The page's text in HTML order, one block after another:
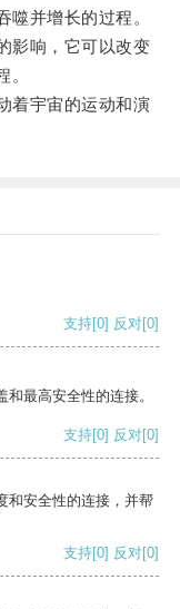
并增长的过程。
响，它可以改变
。
宇宙的运动和演
支持[0] 反对[0]
最高安全性的连接。
支持[0] 反对[0]
和安全性的连接，并帮
支持[0] 反对[0]